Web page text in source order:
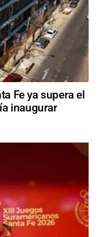
Fe ya supera el
inaugurar